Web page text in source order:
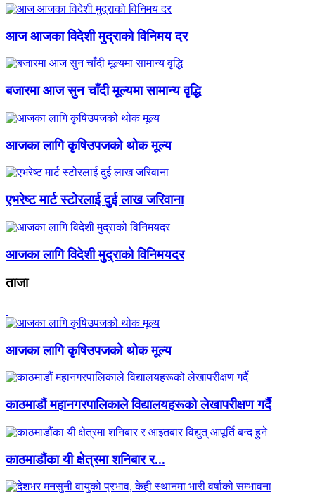
आज आजका विदेशी मुद्राको विनिमय दर
बजारमा आज सुन चाँदी मूल्यमा सामान्य वृद्धि
आजका लागि कृषिउपजको थोक मूल्य
एभरेष्ट मार्ट स्टोरलाई दुई लाख जरिवाना
आजका लागि विदेशी मुद्राको विनिमयदर
ताजा
आजका लागि कृषिउपजको थोक मूल्य
काठमाडौं महानगरपालिकाले विद्यालयहरूको लेखापरीक्षण गर्दै
काठमाडौंका यी क्षेत्रमा शनिबार र...